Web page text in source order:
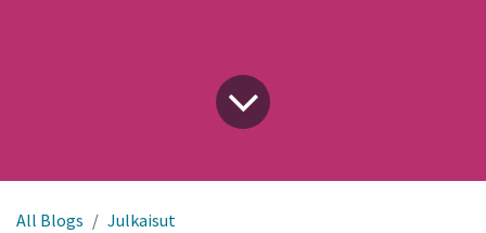
All Blogs
Julkaisut